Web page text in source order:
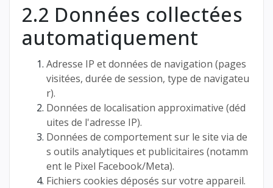
2.2 Données collectées
automatiquement
Adresse IP et données de navigation (pages
visitées, durée de session, type de navigateu
r).
Données de localisation approximative (déd
uites de l'adresse IP).
Données de comportement sur le site via de
s outils analytiques et publicitaires (notamm
ent le Pixel Facebook/Meta).
Fichiers cookies déposés sur votre appareil.